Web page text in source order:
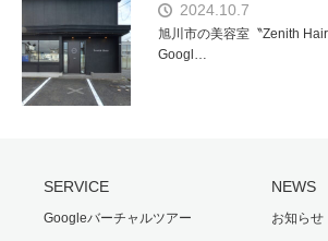
2024.10.7
旭川市の美容室〝Zenith
Googl…
SERVICE
Googleバーチャルツアー
NEWS
お知らせ